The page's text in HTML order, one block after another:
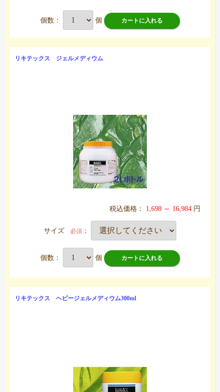
個数： 個 カートに入れる
リキテックス ジェルメディウム
税込価格： 1,698 ～ 16,984 円
サイズ 必須 ：
個数： 個 カートに入れる
リキテックス ヘビージェルメディウム300ml